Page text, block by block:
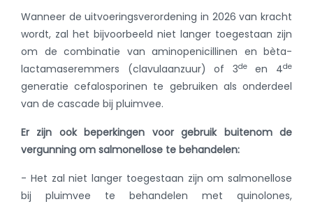
Wanneer de uitvoeringsverordening in 2026 van kracht
wordt, zal het bijvoorbeeld niet langer toegestaan zijn
om de combinatie van aminopenicillinen en bèta-
lactamaseremmers (clavulaanzuur) of 3deen 4de
generatie cefalosporinen te gebruiken als onderdeel
van de cascade bij pluimvee.
Er zijn ook beperkingen voor gebruik buitenom de
vergunning om salmonellose te behandelen:
- Het zal niet langer toegestaan zijn om salmonellose
bij pluimvee te behandelen met quinolones,